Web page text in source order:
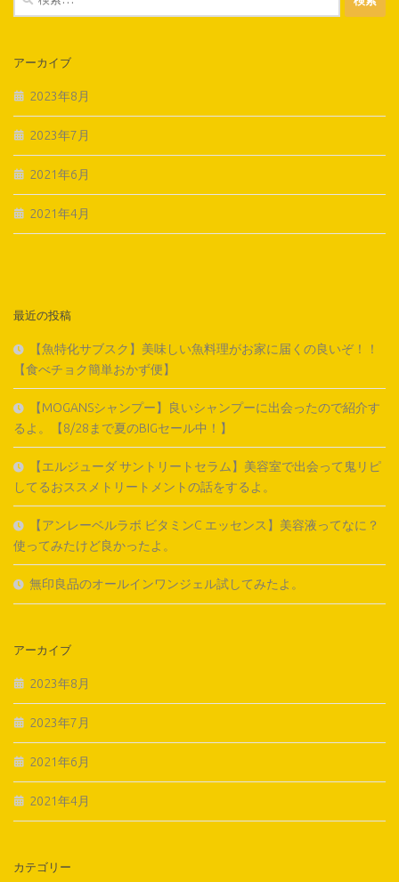
索:
アーカイブ
2023年8月
2023年7月
2021年6月
2021年4月
最近の投稿
【魚特化サブスク】美味しい魚料理がお家に届くの良いぞ！！
【食べチョク簡単おかず便】
【MOGANSシャンプー】良いシャンプーに出会ったので紹介す
るよ。【8/28まで夏のBIGセール中！】
【エルジューダ サントリートセラム】美容室で出会って鬼リピ
してるおススメトリートメントの話をするよ。
【アンレーベルラボ ビタミンC エッセンス】美容液ってなに？
使ってみたけど良かったよ。
無印良品のオールインワンジェル試してみたよ。
アーカイブ
2023年8月
2023年7月
2021年6月
2021年4月
カテゴリー